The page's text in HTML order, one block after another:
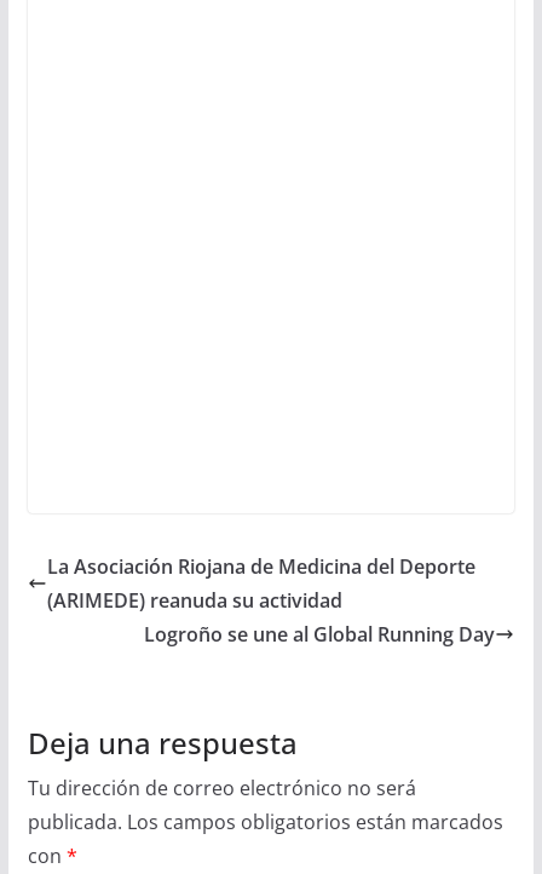
La Asociación Riojana de Medicina del Deporte
(ARIMEDE) reanuda su actividad
Logroño se une al Global Running Day
Deja una respuesta
Tu dirección de correo electrónico no será
publicada. Los campos obligatorios están marcados
con *